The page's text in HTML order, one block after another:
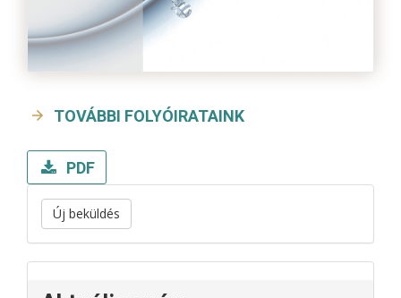
TOVÁBBI FOLYÓIRATAINK
PDF
Új beküldés